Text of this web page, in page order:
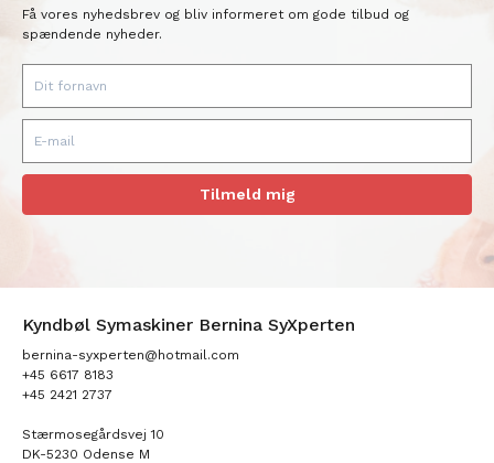
Få vores nyhedsbrev og bliv informeret om gode tilbud og
spændende nyheder.
Tilmeld mig
Kyndbøl Symaskiner Bernina SyXperten
bernina-syxperten@hotmail.com
+45 6617 8183
+45 2421 2737
Stærmosegårdsvej 10
DK-5230 Odense M